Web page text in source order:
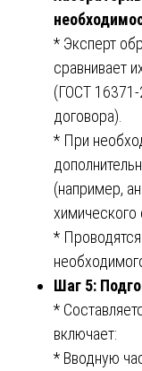
* Эксперт
сравнивает
(ГОСТ
договора).
* При
(например,
химического
*
Шаг 5:
*
включает:
* Вводную